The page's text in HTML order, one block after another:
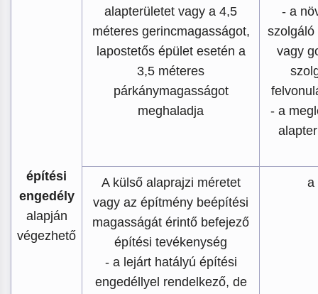
építési
engedély
alapján
végezhető
alapterületet vagy a 4,5
méteres gerincmagasságot,
lapostetős épület esetén a
3,5 méteres
párkánymagasságot
meghaladja
- a
szolgáló
vagy
- a
A külső alaprajzi méretet
vagy az építmény beépítési
magasságát érintő befejező
építési tevékenység
- a lejárt hatályú építési
engedéllyel rendelkező, de
a